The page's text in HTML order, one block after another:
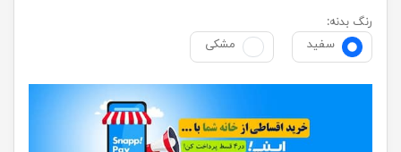
رنگ بدنه:
سفید
مشکی